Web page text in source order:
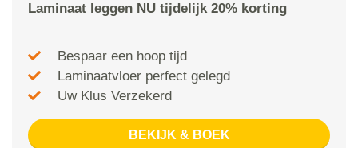
Laminaat leggen NU tijdelijk 20% korting
Bespaar een hoop tijd
Laminaatvloer perfect gelegd
Uw Klus Verzekerd
BEKIJK & BOEK